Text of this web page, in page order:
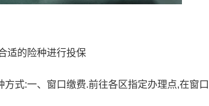
适的险种进行投保
式:一、窗口缴费.前往各区指定办理点,在窗